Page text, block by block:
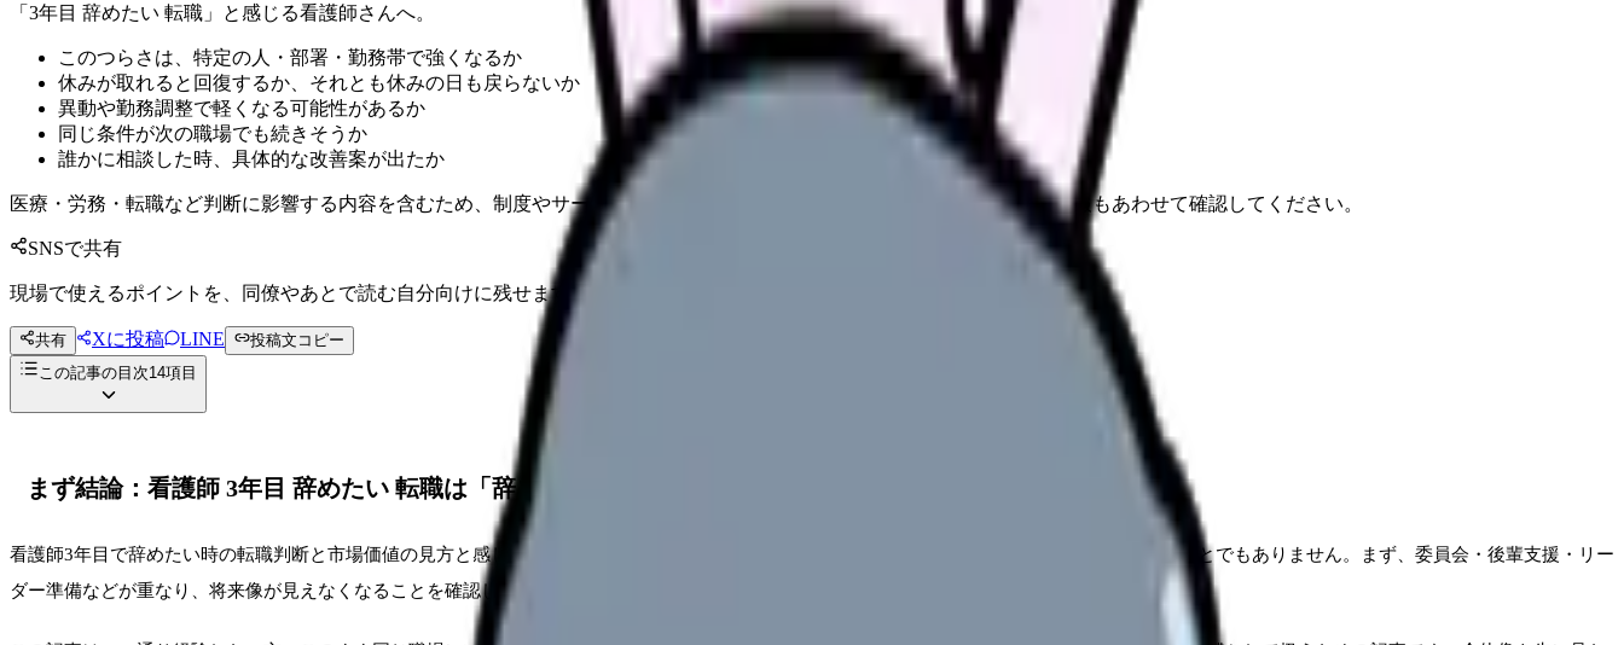
「3年目 辞めたい 転職」と感じる看護師さんへ。
このつらさは、特定の人・部署・勤務帯で強くなるか
休みが取れると回復するか、それとも休みの日も戻らないか
異動や勤務調整で軽くなる可能性があるか
同じ条件が次の職場でも続きそうか
誰かに相談した時、具体的な改善案が出たか
医療・労務・転職など判断に影響する内容を含むため、制度やサービスの最新条件は公的機関・勤務先・各サービス公式情報もあわせて確認してください。
SNSで共有
現場で使えるポイントを、同僚やあとで読む自分向けに残せます。
共有 Xに投稿 LINE
投稿文コピー
この記事の目次14項目
まず結論：看護師 3年目 辞めたい 転職は「辞める/我慢する」の二択で決めない
看護師3年目で辞めたい時の転職判断と市場価値の見方と感じている時に最初にすることは、退職届を書くことでも、無理に気持ちを押し込めることでもありません。まず、委員会・後輩支援・リー
ダー準備などが重なり、将来像が見えなくなることを確認し、今の職場で変えられることと、職場を変えないと動かないことを分けることです。